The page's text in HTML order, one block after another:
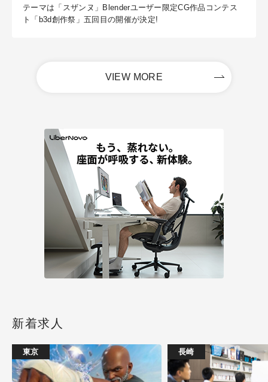
テーマは「スザンヌ」Blenderユーザー限定CG作品コンテス
ト「b3d創作祭」五回目の開催が決定!
VIEW MORE
新着求人
東京 長崎